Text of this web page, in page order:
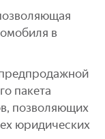
в
пакета
позволяющих
юридических